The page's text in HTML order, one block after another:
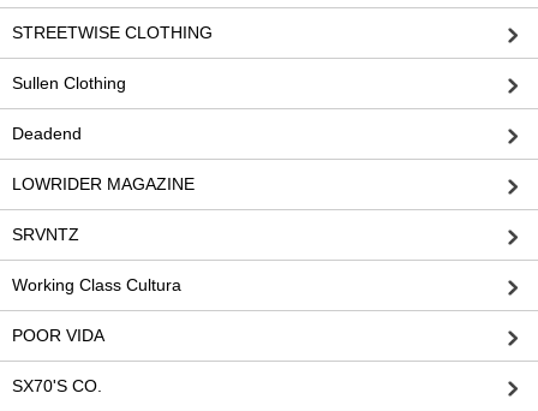
STREETWISE CLOTHING
Sullen Clothing
Deadend
LOWRIDER MAGAZINE
SRVNTZ
Working Class Cultura
POOR VIDA
SX70'S CO.